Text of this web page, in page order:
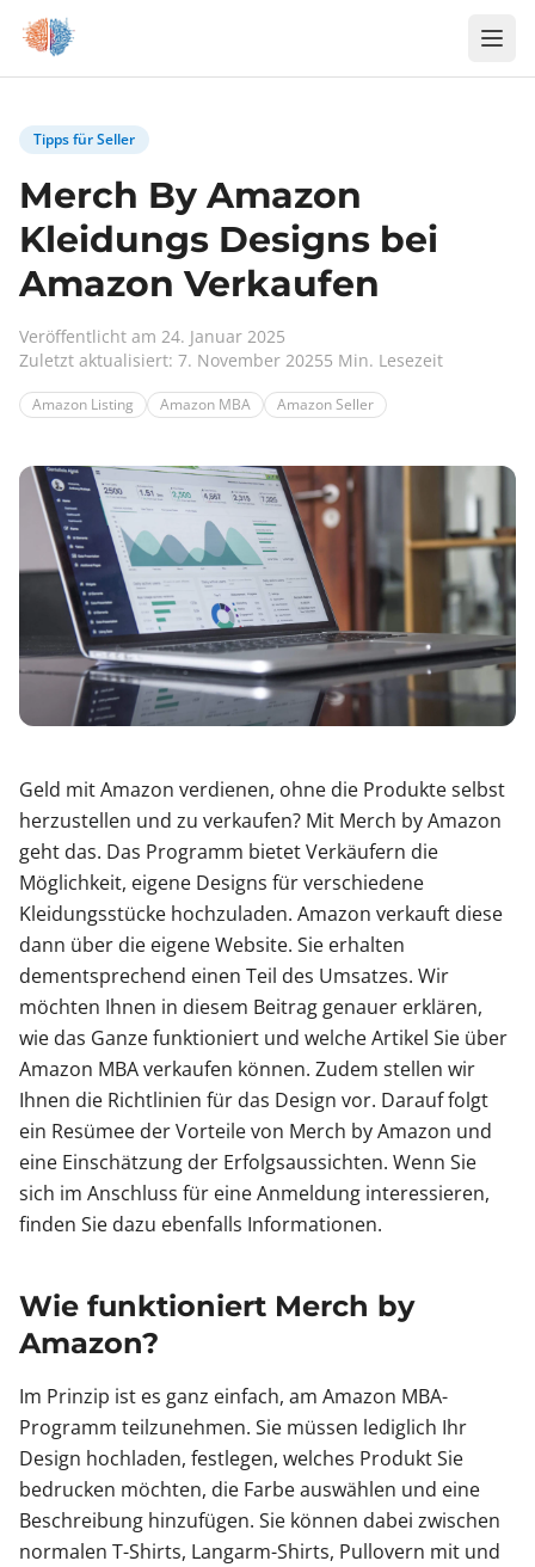
Zum Inhalt springen
Tipps für Seller
Merch By Amazon
Kleidungs Designs bei
Amazon Verkaufen
Veröffentlicht am 24. Januar 2025
Zuletzt aktualisiert: 7. November 20255 Min. Lesezeit
Amazon Listing Amazon MBA Amazon Seller
Geld mit Amazon verdienen, ohne die Produkte selbst
herzustellen und zu verkaufen? Mit Merch by Amazon
geht das. Das Programm bietet Verkäufern die
Möglichkeit, eigene Designs für verschiedene
Kleidungsstücke hochzuladen. Amazon verkauft diese
dann über die eigene Website. Sie erhalten
dementsprechend einen Teil des Umsatzes. Wir
möchten Ihnen in diesem Beitrag genauer erklären,
wie das Ganze funktioniert und welche Artikel Sie über
Amazon MBA verkaufen können. Zudem stellen wir
Ihnen die Richtlinien für das Design vor. Darauf folgt
ein Resümee der Vorteile von Merch by Amazon und
eine Einschätzung der Erfolgsaussichten. Wenn Sie
sich im Anschluss für eine Anmeldung interessieren,
finden Sie dazu ebenfalls Informationen.
Wie funktioniert Merch by
Amazon?
Im Prinzip ist es ganz einfach, am Amazon MBA-
Programm teilzunehmen. Sie müssen lediglich Ihr
Design hochladen, festlegen, welches Produkt Sie
bedrucken möchten, die Farbe auswählen und eine
Beschreibung hinzufügen. Sie können dabei zwischen
normalen T-Shirts, Langarm-Shirts, Pullovern mit und